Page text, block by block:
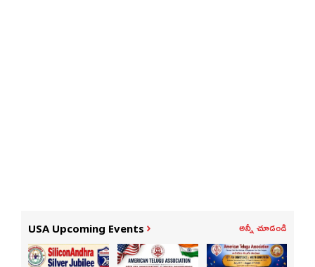
USA Upcoming Events అన్నీ చూడండి